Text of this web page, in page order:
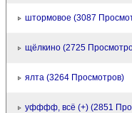
штормовое (3087
щёлкино (2725
ялта (3264 Просмотров)
уфффф, всё (+) (2851